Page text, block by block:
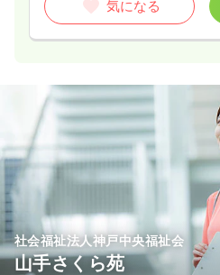
気になる
社会福祉法人神戸中央福祉会
山手さくら苑